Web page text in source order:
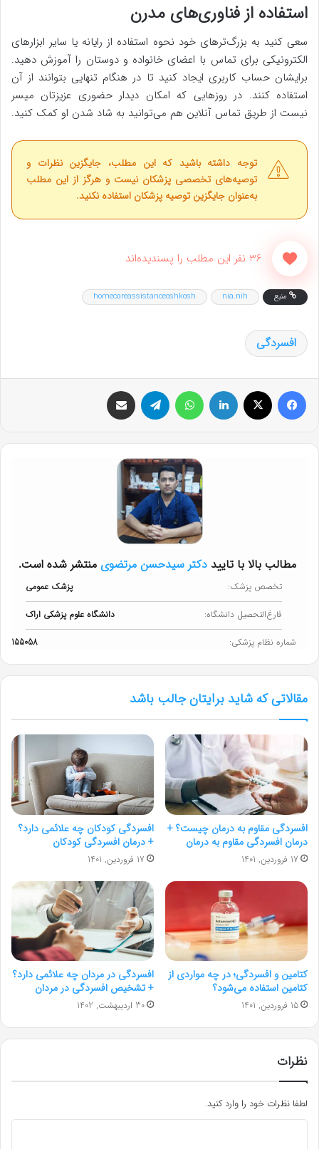
استفاده از فناوری‌های مدرن
سعی کنید به بزرگ‌ترهای خود نحوه استفاده از رایانه یا سایر ابزارهای
الکترونیکی برای تماس با اعضای خانواده و دوستان را آموزش دهید.
برایشان حساب کاربری ایجاد کنید تا در هنگام تنهایی بتوانند از آن
استفاده کنند. در روزهایی که امکان دیدار حضوری عزیزتان میسر
نیست از طریق تماس آنلاین هم می‌توانید به شاد شدن او کمک کنید.
توجه داشته باشید که این مطلب، جایگزین نظرات و
توصیه‌های تخصصی پزشکان نیست و هرگز از این مطلب
به‌عنوان جایگزین توصیه پزشکان استفاده نکنید.
36 نفر این مطلب را پسندیده‌اند
منبع nia.nih
homecareassistanceoshkosh
افسردگی
مطالب بالا با تایید دکتر سیدحسن مرتضوی منتشر شده است.
تخصص پزشک: پزشک عمومی
فارغ‌التحصیل دانشگاه: دانشگاه علوم پزشکی اراک
شماره نظام پزشکی: 155058
مقالاتی که شاید برایتان جالب باشد
افسردگی مقاوم به درمان چیست؟ +
درمان افسردگی مقاوم به درمان
17 فروردین, 1401
افسردگی کودکان چه علائمی دارد؟
+ درمان افسردگی کودکان
17 فروردین, 1401
کتامین و افسردگی؛ در چه مواردی از
کتامین استفاده می‌شود؟
15 فروردین, 1401
افسردگی در مردان چه علائمی دارد؟
+ تشخیص افسردگی در مردان
30 اردیبهشت, 1402
نظرات
لطفا نظرات خود را وارد کنید.